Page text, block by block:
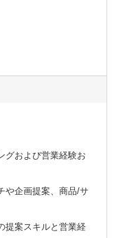
グおよび営業経験お
や企画提案、商品/サ
提案スキルと営業経